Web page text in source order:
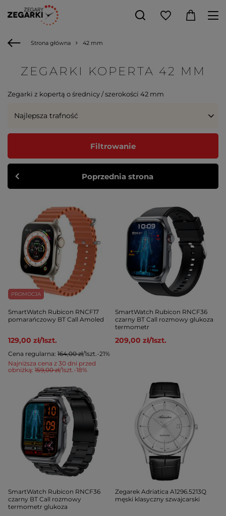
Strona główna 42 mm
ZEGARKI KOPERTA 42 MM
Zegarki z kopertą o średnicy / szerokości 42 mm
Najlepsza trafność
Filtrowanie
Poprzednia strona
PROMOCJA
SmartWatch Rubicon RNCF17
pomarańczowy BT Call Amoled
129,00 zł/1szt.
Najniższa cena z 30 dni przed
obniżką: 159,00 zł/1szt.-18%
Cena regularna: 164,00 zł/1szt.-21%
SmartWatch Rubicon RNCF36
czarny BT Call rozmowy glukoza
termometr
209,00 zł/1szt.
SmartWatch Rubicon RNCF36
czarny BT Call rozmowy
termometr glukoza
Zegarek Adriatica A1296.5213Q
męski klasyczny szwajcarski